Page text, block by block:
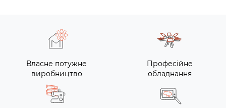
Власне потужне
виробництво
Професійне
обладнання